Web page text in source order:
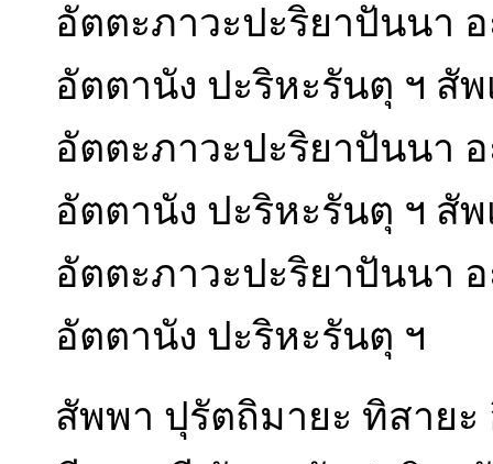
อัตตะภาวะปะริยาปันนา
อัตตานัง ปะริหะรันตุ ฯ สั
อัตตะภาวะปะริยาปันนา
อัตตานัง ปะริหะรันตุ ฯ สั
อัตตะภาวะปะริยาปันนา
อัตตานัง ปะริหะรันตุ ฯ
สัพพา ปุรัตถิมายะ ทิสายะ